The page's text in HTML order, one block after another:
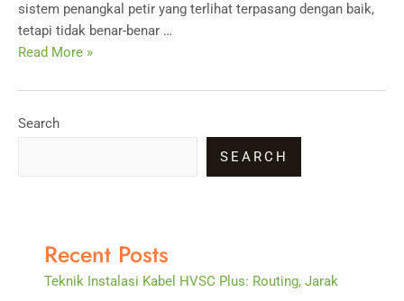
sistem penangkal petir yang terlihat terpasang dengan baik,
tetapi tidak benar-benar …
Audit
Proteksi
Petir:
Kelayakan
Secara
Read More »
Search
SEARCH
Recent Posts
Teknik Instalasi Kabel HVSC Plus: Routing, Jarak